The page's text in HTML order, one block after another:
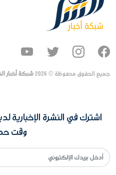
جميع الحقوق محفوظة © 2026شبكة أخبار
اشترك في النشرة الإخبارية
وقت